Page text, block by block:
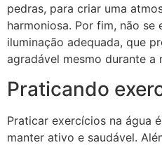
pedras, para criar uma
harmoniosa. Por fim, não se
iluminação adequada, que
agradável mesmo durante a
Praticando
Praticar exercícios na água
manter ativo e saudável.